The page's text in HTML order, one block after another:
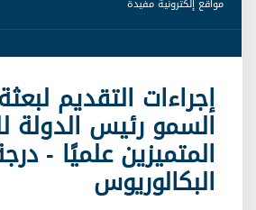
إجراءات التقديم
السمو رئيس الدولة
المتميزين علميًا -
البكالوريوس